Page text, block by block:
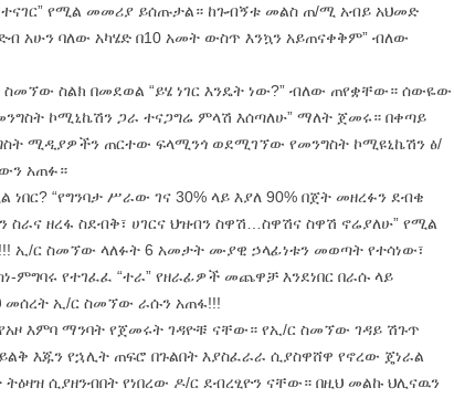
ተናገር” የሚል መመሪያ ይሰጡታል። ከጉብኝቱ መልስ ጠ/ሚ አብይ አህመድ
አሁን ባለው አካሄድ በ10 አመት ውስጥ እንኳን አይጠናቀቅም” ብለው
ስልክ በመደወል “ይሄ ነገር እንዴት ነው?” ብለው ጠየቋቸው። ሰውዬው
ኮሚኒኬሽን ጋራ ተናጋግሬ ምላሽ እሰጣለሁ” ማለት ጀመሩ። በቀጣይ
ሚዲያዎችን ጠርተው ፍላሚንጎ ወደሚገኘው የመንግስት ኮሚዩኒኬሽን ፅ/
አጠፉ።
“የግንባታ ሥራው ገና 30% ላይ እያለ 90% በጀት መዘረፉን ደብቄ
ስራና ዘረፋ ስደብቅ፣ ሀገርና ህዝብን ስዋሽ…ስዋሽና ስዋሽ ኖሬያለሁ” የሚል
ኢ/ር ስመኘው ላለፉት 6 አመታት ሙያዊ ኃላፊነቱን መወጣት የተሳነው፣
ምግባሩ የተገፈፈ “ተራ” የዘራፊዎች መጨዋቻ እንደነበር በራሱ ላይ
መሰረት ኢ/ር ስመኘው ራሱን አጠፋ!!!
እምባ ማንባት የጀመሩት ገዳዮቹ ናቸው። የኢ/ር ስመኘው ገዳይ ሽጉጥ
እጁን የኋሊት ጠፍሮ በጉልበት እያስፈራራ ሲያስዋሸዋ የኖረው ጄነራል
ትዕዛዝ ሲያዘንብበት የነበረው ዶ/ር ደብረፂዮን ናቸው። በዚህ መልኩ ህሊናዉን